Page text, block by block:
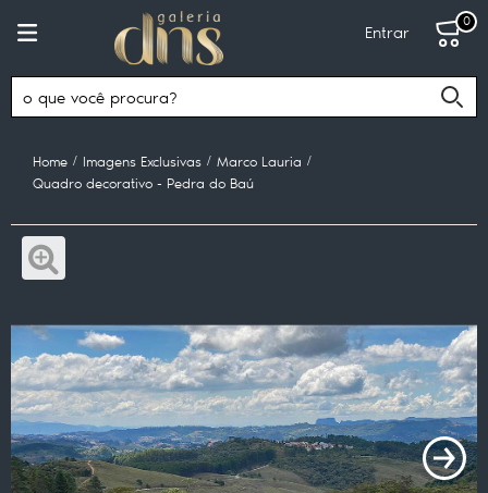
Entrar
0
Home Imagens Exclusivas
Marco Lauria
Quadro decorativo - Pedra do Baú